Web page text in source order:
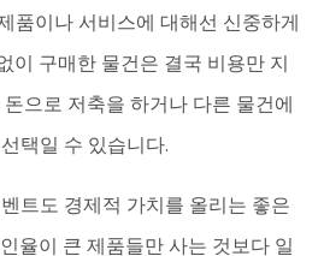
품이나 서비스에 대해선 신중하게
이 구매한 물건은 결국 비용만 지
으로 저축을 하거나 다른 물건에
택일 수 있습니다.
트도 경제적 가치를 올리는 좋은
율이 큰 제품들만 사는 것보다 일